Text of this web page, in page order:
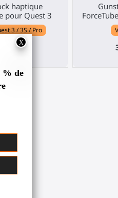
haptique
pour Quest 3
3 / 3S / Pro
€